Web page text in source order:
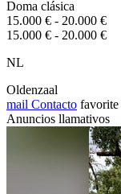
Doma clásica
15.000 € - 20.000 €
15.000 € - 20.000 €
NL
Oldenzaal
mail Contacto favorite
Anuncios llamativos